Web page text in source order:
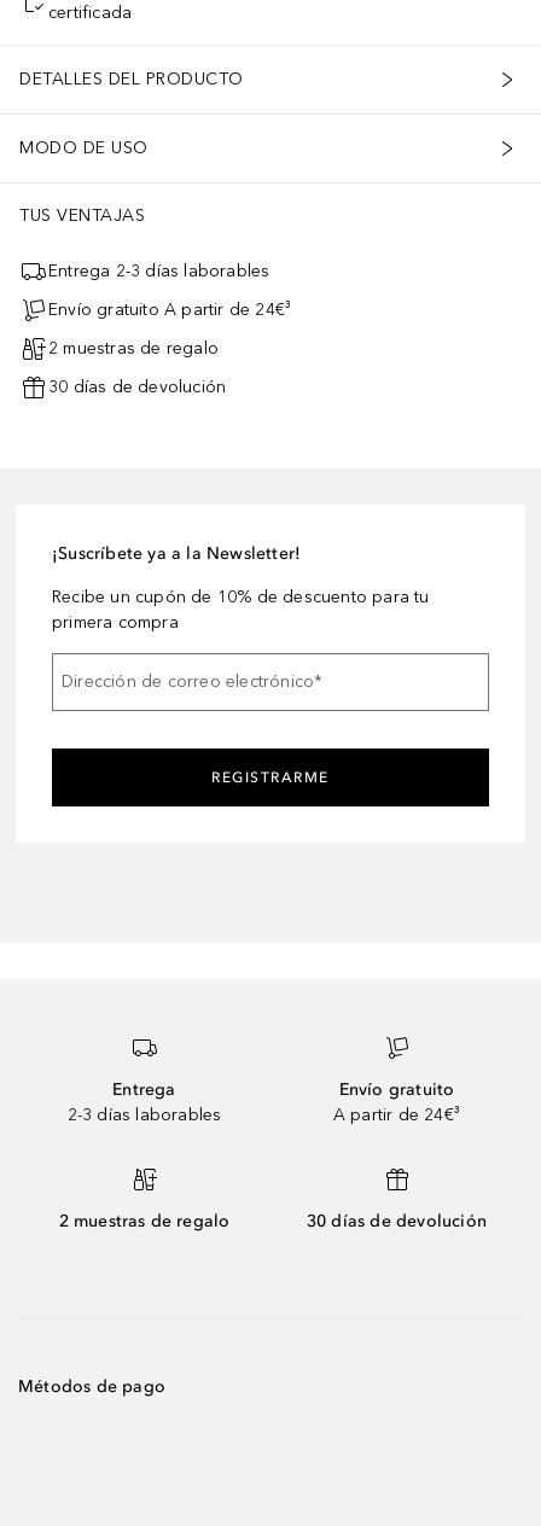
certificada
DETALLES DEL PRODUCTO
MODO DE USO
TUS VENTAJAS
Entrega 2-3 días laborables
Envío gratuito A partir de 24€³
2 muestras de regalo
30 días de devolución
¡Suscríbete ya a la Newsletter!
Recibe un cupón de 10% de descuento para tu
primera compra
Dirección de correo electrónico*
REGISTRARME
Entrega
2-3 días laborables
Envío gratuito
A partir de 24€³
2 muestras de regalo 30 días de devolución
Métodos de pago